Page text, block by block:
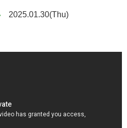
2025.01.30(Thu)